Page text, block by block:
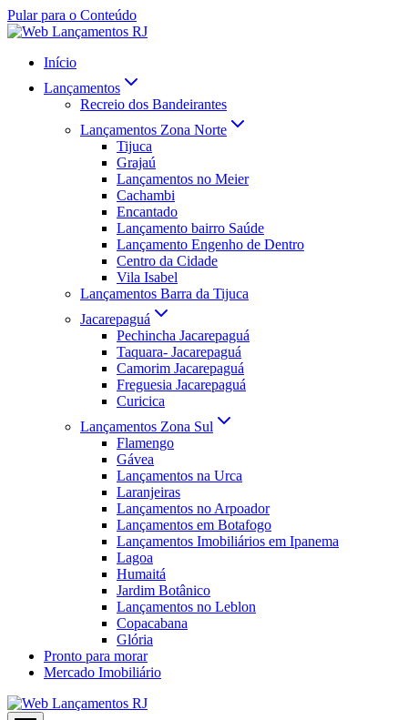
Pular para o Conteúdo
Início
Lançamentos
Recreio dos Bandeirantes
Lançamentos Zona Norte
Tijuca
Grajaú
Lançamentos no Meier
Cachambi
Encantado
Lançamento bairro Saúde
Lançamento Engenho de Dentro
Centro da Cidade
Vila Isabel
Lançamentos Barra da Tijuca
Jacarepaguá
Pechincha Jacarepaguá
Taquara- Jacarepaguá
Camorim Jacarepaguá
Freguesia Jacarepaguá
Curicica
Lançamentos Zona Sul
Flamengo
Gávea
Lançamentos na Urca
Laranjeiras
Lançamentos no Arpoador
Lançamentos em Botafogo
Lançamentos Imobiliários em Ipanema
Lagoa
Humaitá
Jardim Botânico
Lançamentos no Leblon
Copacabana
Glória
Pronto para morar
Mercado Imobiliário